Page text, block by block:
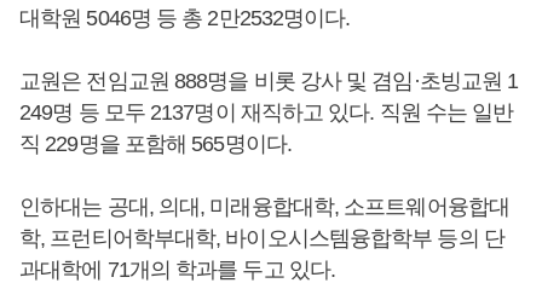
대학원 5046명 등 총 2만2532명이다.
교원은 전임교원 888명을 비롯 강사 및 겸임·초빙교원 1
249명 등 모두 2137명이 재직하고 있다. 직원 수는 일반
직 229명을 포함해 565명이다.
인하대는 공대, 의대, 미래융합대학, 소프트웨어융합대
학, 프런티어학부대학, 바이오시스템융합학부 등의 단
과대학에 71개의 학과를 두고 있다.